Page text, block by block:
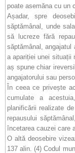
poate asemăna cu un
Așadar, spre
săptămânal, unde
să lucreze fără
săptămânal, angajatul
a apariției unei situații
aș spune chiar
angajatorului sau
În ceea ce privește
cumulate a
planificării realizate
repausului
încetarea cauzei care
O altă deosebire
137 alin. (4) Codul